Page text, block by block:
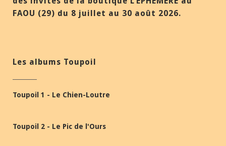
FAOU (29) du 8 juillet au 30 août 2026.
Les albums Toupoil
Toupoil 1 - Le Chien-Loutre
Toupoil 2 - Le Pic de l'Ours